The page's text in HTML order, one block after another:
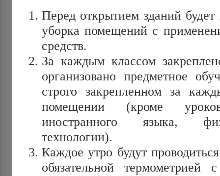
Перед открытием зданий будет
уборка помещений с
средств.
За каждым классом
организовано предметное
строго закрепленном за
помещении (кроме
иностранного языка,
технологии).
Каждое утро будут
обязательной